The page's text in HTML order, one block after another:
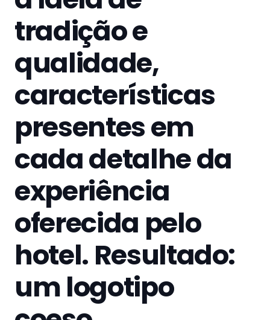
tradição e
qualidade,
características
presentes em
cada detalhe da
experiência
oferecida pelo
hotel. Resultado:
um logotipo